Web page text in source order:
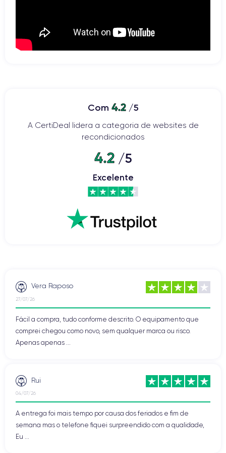
Com 4.2/5
A CertiDeal lidera a categoria de websites de
recondicionados
4.2/5
Excelente
Vera Raposo
27/07/26
Fácil a compra, tudo conforme descrito. O equipamento que
comprei chegou como novo, sem qualquer marca ou risco.
Apenas apenas ...
Rui
04/07/26
A entrega foi mais tempo por causa dos feriados e fim de
semana mas o telefone fiquei surpreendido com a qualidade,
Eu ...